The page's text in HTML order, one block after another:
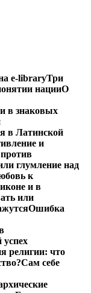
e-libraryТри
нацииО
в знаковых
в Латинской
и
глумление над
к
и в
или
Ошибка
религии: что
Сам себе